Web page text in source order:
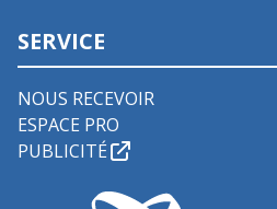
SERVICE
NOUS RECEVOIR
ESPACE PRO
PUBLICITÉ